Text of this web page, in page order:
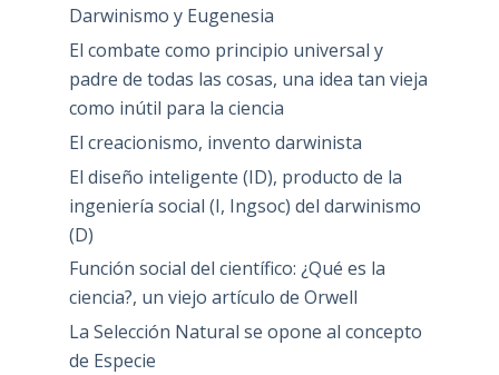
Darwinismo y Eugenesia
El combate como principio universal y
padre de todas las cosas, una idea tan vieja
como inútil para la ciencia
El creacionismo, invento darwinista
El diseño inteligente (ID), producto de la
ingeniería social (I, Ingsoc) del darwinismo
(D)
Función social del científico: ¿Qué es la
ciencia?, un viejo artículo de Orwell
La Selección Natural se opone al concepto
de Especie